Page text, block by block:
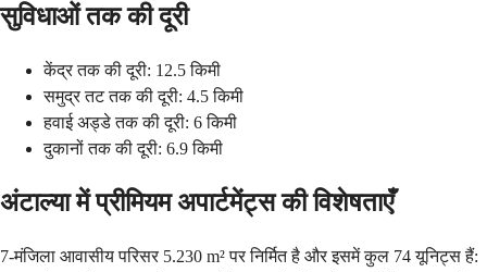
सुविधाओं तक की दूरी
केंद्र तक की दूरी: 12.5 किमी
समुद्र तट तक की दूरी: 4.5 किमी
हवाई अड्डे तक की दूरी: 6 किमी
दुकानों तक की दूरी: 6.9 किमी
अंटाल्या में प्रीमियम अपार्टमेंट्स की विशेषताएँ
7-मंजिला आवासीय परिसर 5.230 m² पर निर्मित है और इसमें कुल 74 यूनिट्स हैं: